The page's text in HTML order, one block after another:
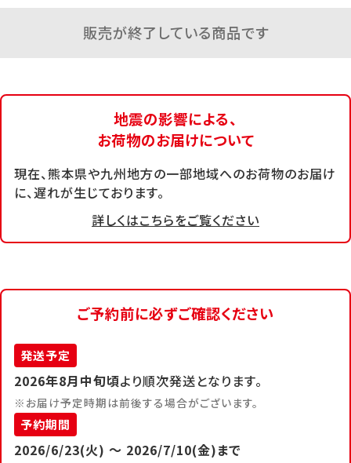
販売が終了している商品です
地震の影響による、
お荷物のお届けについて
現在、熊本県や九州地方の一部地域へのお荷物のお届け
に、遅れが生じております。
詳しくはこちらをご覧ください
ご予約前に必ずご確認ください
発送予定
2026年8月中旬頃より順次発送となります。
※お届け予定時期は前後する場合がございます。
予約期間
2026/6/23(火) ～ 2026/7/10(金)まで